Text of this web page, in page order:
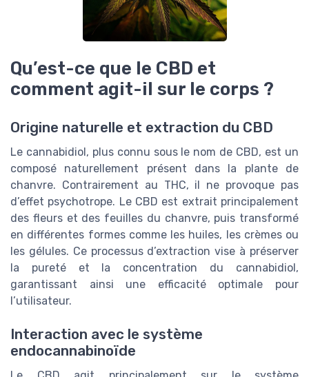
Qu’est-ce que le CBD et
comment agit-il sur le corps ?
Origine naturelle et extraction du CBD
Le cannabidiol, plus connu sous le nom de CBD, est un
composé naturellement présent dans la plante de
chanvre. Contrairement au THC, il ne provoque pas
d’effet psychotrope. Le CBD est extrait principalement
des fleurs et des feuilles du chanvre, puis transformé
en différentes formes comme les huiles, les crèmes ou
les gélules. Ce processus d’extraction vise à préserver
la pureté et la concentration du cannabidiol,
garantissant ainsi une efficacité optimale pour
l’utilisateur.
Interaction avec le système
endocannabinoïde